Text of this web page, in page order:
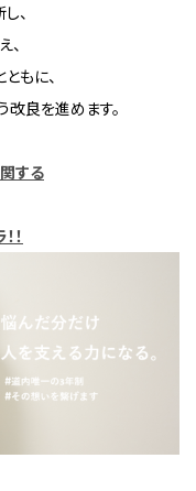
、
、
もに、
良を進めます。
する
！